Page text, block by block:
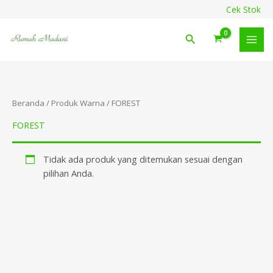
konten
Cek Stok
Cari
Beranda / Produk Warna / FOREST
FOREST
Tidak ada produk yang ditemukan sesuai dengan
pilihan Anda.